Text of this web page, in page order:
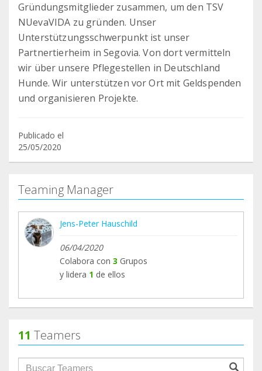
Gründungsmitglieder zusammen, um den TSV
NUevaVIDA zu gründen. Unser
Unterstützungsschwerpunkt ist unser
Partnertierheim in Segovia. Von dort vermitteln
wir über unsere Pflegestellen in Deutschland
Hunde. Wir unterstützen vor Ort mit Geldspenden
und organisieren Projekte.
Publicado el
25/05/2020
Teaming Manager
Jens-Peter Hauschild
06/04/2020
Colabora con 3 Grupos
y lidera 1 de ellos
11 Teamers
groupProfile.searchForm.search.text???